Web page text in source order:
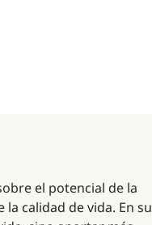
el potencial de la
calidad de vida. En su